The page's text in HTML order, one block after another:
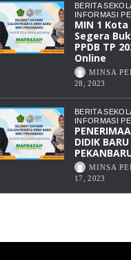
BERITA
INFORMASI
MIN 1
Segera
PPDB TP
Online
MINSA
28, 2023
BERITA
INFORMASI
DIDIK
MINSA
17, 2023